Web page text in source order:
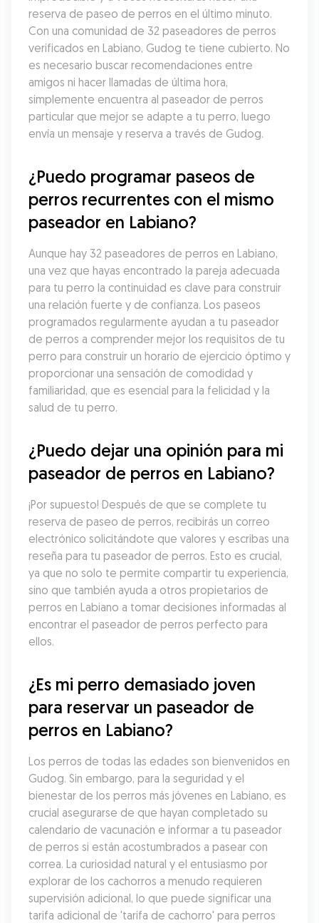
reserva de paseo de perros en el último minuto.
Con una comunidad de 32 paseadores de perros
verificados en Labiano, Gudog te tiene cubierto. No
es necesario buscar recomendaciones entre
amigos ni hacer llamadas de última hora,
simplemente encuentra al paseador de perros
particular que mejor se adapte a tu perro, luego
envía un mensaje y reserva a través de Gudog.
¿Puedo programar paseos de
perros recurrentes con el mismo
paseador en Labiano?
Aunque hay 32 paseadores de perros en Labiano,
una vez que hayas encontrado la pareja adecuada
para tu perro la continuidad es clave para construir
una relación fuerte y de confianza. Los paseos
programados regularmente ayudan a tu paseador
de perros a comprender mejor los requisitos de tu
perro para construir un horario de ejercicio óptimo y
proporcionar una sensación de comodidad y
familiaridad, que es esencial para la felicidad y la
salud de tu perro.
¿Puedo dejar una opinión para mi
paseador de perros en Labiano?
¡Por supuesto! Después de que se complete tu
reserva de paseo de perros, recibirás un correo
electrónico solicitándote que valores y escribas una
reseña para tu paseador de perros. Esto es crucial,
ya que no solo te permite compartir tu experiencia,
sino que también ayuda a otros propietarios de
perros en Labiano a tomar decisiones informadas al
encontrar el paseador de perros perfecto para
ellos.
¿Es mi perro demasiado joven
para reservar un paseador de
perros en Labiano?
Los perros de todas las edades son bienvenidos en
Gudog. Sin embargo, para la seguridad y el
bienestar de los perros más jóvenes en Labiano, es
crucial asegurarse de que hayan completado su
calendario de vacunación e informar a tu paseador
de perros si están acostumbrados a pasear con
correa. La curiosidad natural y el entusiasmo por
explorar de los cachorros a menudo requieren
supervisión adicional, lo que puede significar una
tarifa adicional de 'tarifa de cachorro' para perros